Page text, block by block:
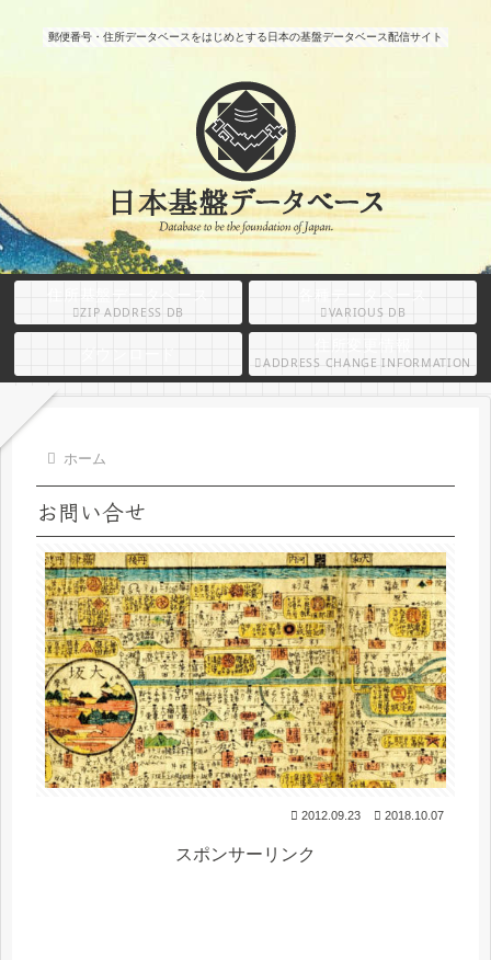
郵便番号・住所データベースをはじめとする日本の基盤データベース配信サイト
住所基盤データベース
ZIP ADDRESS DB VARIOUS DB
ADDRESS CHANGE INFORMATION
ホーム
お問い合せ
2012.09.23 2018.10.07
スポンサーリンク